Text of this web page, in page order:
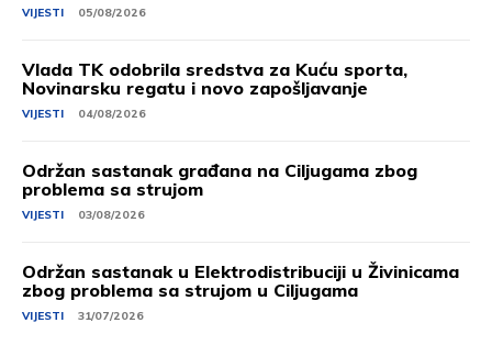
VIJESTI 05/08/2026
Vlada TK odobrila sredstva za Kuću sporta,
Novinarsku regatu i novo zapošljavanje
VIJESTI 04/08/2026
Održan sastanak građana na Ciljugama zbog
problema sa strujom
VIJESTI 03/08/2026
Održan sastanak u Elektrodistribuciji u Živinicama
zbog problema sa strujom u Ciljugama
VIJESTI 31/07/2026